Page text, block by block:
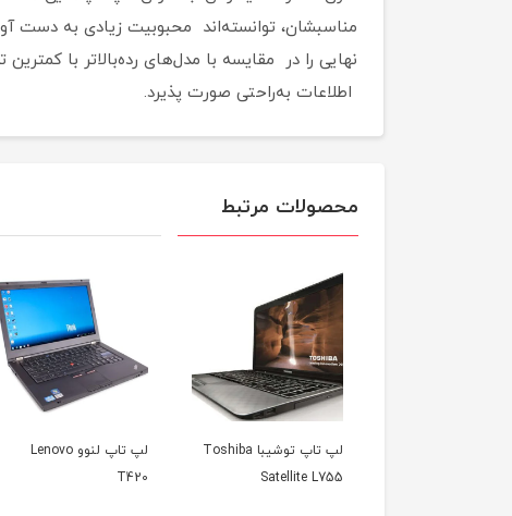
مناسبشان، توانسته‌اند محبوبیت زیادی به دست
نهایی را در مقایسه با مدل‌های رده‌بالاتر با
اطلاعات به‌راحتی صورت پذیرد.
محصولات مرتبط
لپ تاپ لنوو Lenovo
T420
لپ تاپ اپل مک بوک ایر
مدل 2012